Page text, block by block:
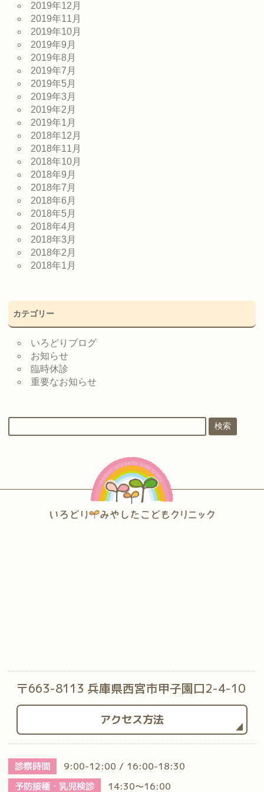
2019年12月
2019年11月
2019年10月
2019年9月
2019年8月
2019年7月
2019年5月
2019年3月
2019年2月
2019年1月
2018年12月
2018年11月
2018年10月
2018年9月
2018年7月
2018年6月
2018年5月
2018年4月
2018年3月
2018年2月
2018年1月
カテゴリー
いろどりブログ
お知らせ
臨時休診
重要なお知らせ
〒663-8113 兵庫県西宮市甲子園口2-4-10
アクセス方法
診察時間
9:00-12:00 / 16:00-18:30
予防接種・乳児検診
14:30～16:00